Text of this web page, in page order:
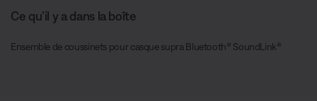
Ce qu’il y a dans la boîte
Ensemble de coussinets pour casque supra Bluetooth® SoundLink®